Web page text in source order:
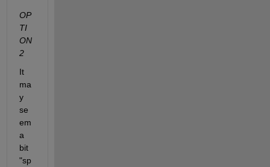
OP
TI
ON
2
It
ma
y
se
em
a
bit
"sp